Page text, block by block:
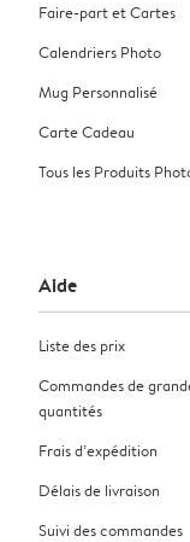
Faire-part et Cartes
Calendriers Photo
Mug Personnalisé
Carte Cadeau
Tous les Produits
Aide
Liste des prix
Commandes de
quantités
Frais d’expédition
Délais de livraison
Suivi des commandes